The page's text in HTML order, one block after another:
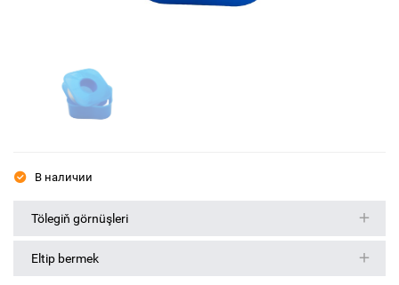
В наличии
Tölegiň görnüşleri
Eltip bermek